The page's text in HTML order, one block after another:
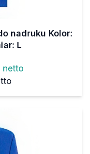
nadruku Kolor:
L
netto